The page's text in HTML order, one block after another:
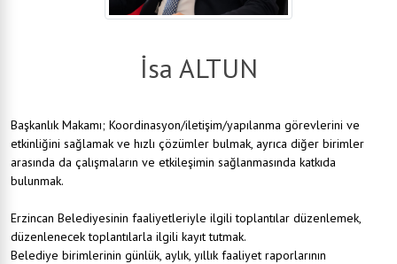
İsa ALTUN
Başkanlık Makamı; Koordinasyon/iletişim/yapılanma görevlerini ve
etkinliğini sağlamak ve hızlı çözümler bulmak, ayrıca diğer birimler
arasında da çalışmaların ve etkileşimin sağlanmasında katkıda
bulunmak.
Erzincan Belediyesinin faaliyetleriyle ilgili toplantılar düzenlemek,
düzenlenecek toplantılarla ilgili kayıt tutmak.
Belediye birimlerinin günlük, aylık, yıllık faaliyet raporlarının